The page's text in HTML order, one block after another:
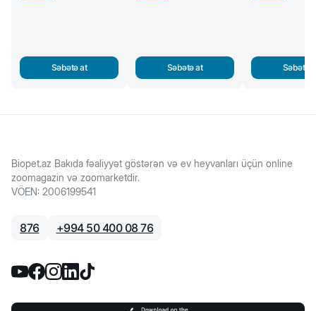
Səbətə at Səbətə at Səbətə
Biopet.az Bakıda fəaliyyət göstərən və ev heyvanları üçün online
zoomagazin və zoomarketdir.
VÖEN: 2006199541
876 +994 50 400 08 76